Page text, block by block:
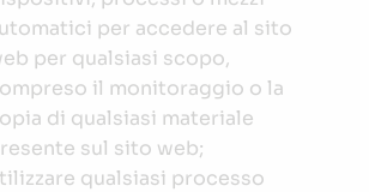
per accedere al sito
per qualsiasi scopo,
il monitoraggio o la
di qualsiasi materiale
sul sito web;
qualsiasi processo